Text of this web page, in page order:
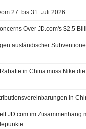
27. bis 31. Juli 2026
Over JD.com's $2.5
ausländischer
in China muss Nike
in
JD.com im Zusammenhang